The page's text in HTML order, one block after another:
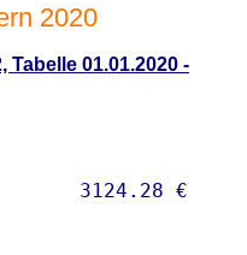
2020
01.01.2020 -